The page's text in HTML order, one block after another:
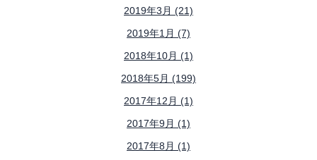
2019年3月 (21)
2019年1月 (7)
2018年10月 (1)
2018年5月 (199)
2017年12月 (1)
2017年9月 (1)
2017年8月 (1)